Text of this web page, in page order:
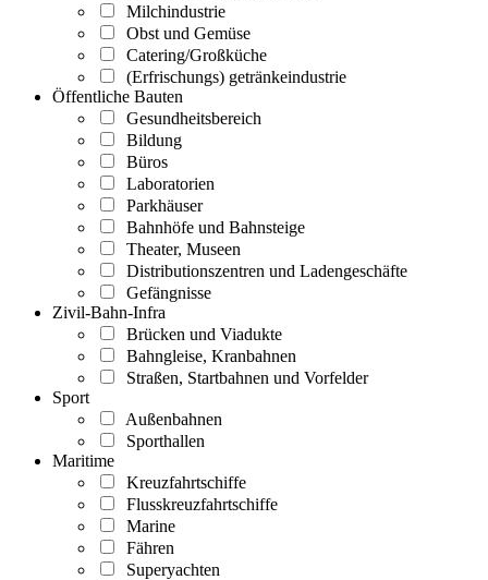
Milchindustrie
Obst und Gemüse
Catering/Großküche
(Erfrischungs) getränkeindustrie
Öffentliche Bauten
Gesundheitsbereich
Bildung
Büros
Laboratorien
Parkhäuser
Bahnhöfe und Bahnsteige
Theater, Museen
Distributionszentren und Ladengeschäfte
Gefängnisse
Zivil-Bahn-Infra
Brücken und Viadukte
Bahngleise, Kranbahnen
Straßen, Startbahnen und Vorfelder
Sport
Außenbahnen
Sporthallen
Maritime
Kreuzfahrtschiffe
Flusskreuzfahrtschiffe
Marine
Fähren
Superyachten